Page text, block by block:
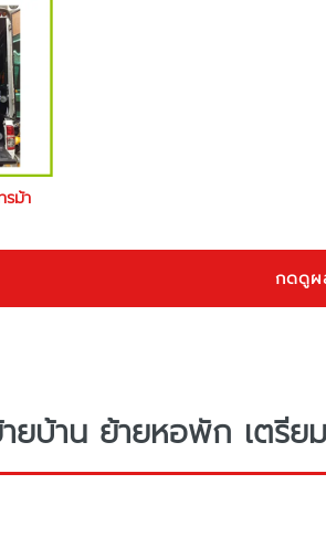
รม้า
กดดูผ
ยบ้าน ย้ายหอพัก เตรีย